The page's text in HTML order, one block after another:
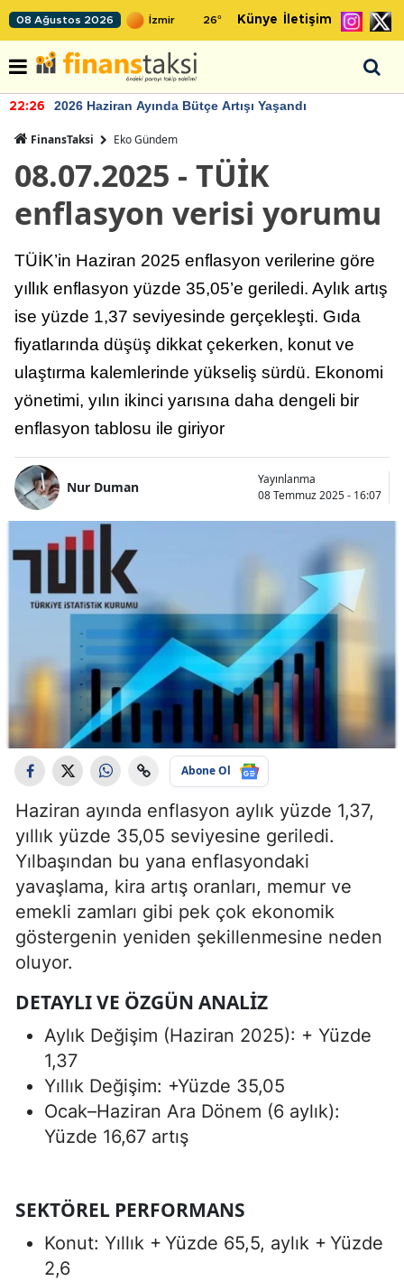
08 Ağustos 2026 26° Künye İletişim
22:26 2026 Haziran Ayında Bütçe Artışı Yaşandı
FinansTaksi Eko Gündem
08.07.2025 - TÜİK
enflasyon verisi yorumu
TÜİK’in Haziran 2025 enflasyon verilerine göre
yıllık enflasyon yüzde 35,05’e geriledi. Aylık artış
ise yüzde 1,37 seviyesinde gerçekleşti. Gıda
fiyatlarında düşüş dikkat çekerken, konut ve
ulaştırma kalemlerinde yükseliş sürdü. Ekonomi
yönetimi, yılın ikinci yarısına daha dengeli bir
enflasyon tablosu ile giriyor
Nur Duman
Yayınlanma
08 Temmuz 2025 - 16:07
Abone Ol
Haziran ayında enflasyon aylık yüzde 1,37,
yıllık yüzde 35,05 seviyesine geriledi.
Yılbaşından bu yana enflasyondaki
yavaşlama, kira artış oranları, memur ve
emekli zamları gibi pek çok ekonomik
göstergenin yeniden şekillenmesine neden
oluyor.
DETAYLI VE ÖZGÜN ANALIZ
Aylık Değişim (Haziran 2025): + Yüzde
1,37
Yıllık Değişim: +Yüzde 35,05
Ocak–Haziran Ara Dönem (6 aylık):
Yüzde 16,67 artış
SEKTÖREL PERFORMANS
Konut: Yıllık + Yüzde 65,5, aylık + Yüzde
2,6